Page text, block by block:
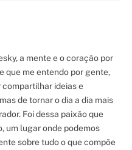
a mente e o coração por
que me entendo por gente,
ideias e
de tornar o dia a dia mais
Foi dessa paixão que
um lugar onde podemos
sobre tudo o que compõe